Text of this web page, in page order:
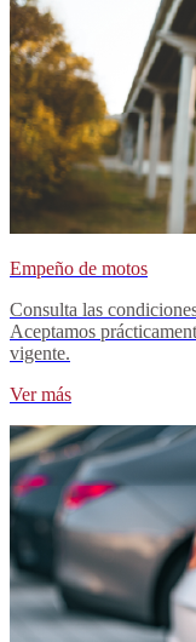
Empeño de motos
Consulta las
Aceptamos
vigente.
Ver más